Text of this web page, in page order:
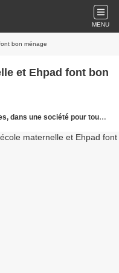
MENU
bon ménage
et Ehpad font bon
une société pour tous les âges